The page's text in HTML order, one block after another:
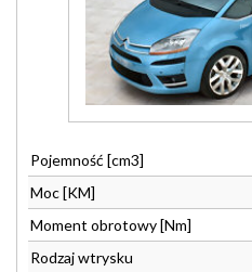
Pojemność [cm3]
Moc [KM]
Moment obrotowy [Nm]
Rodzaj wtrysku